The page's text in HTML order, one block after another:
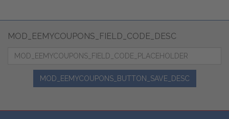
MOD_EEMYCOUPONS_FIELD_CODE_DESC
MOD_EEMYCOUPONS_BUTTON_SAVE_DESC